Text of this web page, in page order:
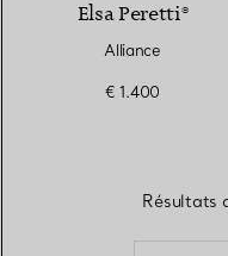
Elsa Peretti®
Alliance
€ 1.400
Résultats